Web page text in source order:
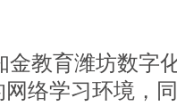
金教育潍坊数字
络学习环境，